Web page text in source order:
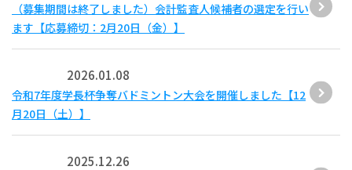
（募集期間は終了しました）会計監査人候補者の選定を行い
ます【応募締切：2月20日（金）】
2026.01.08
令和7年度学長杯争奪バドミントン大会を開催しました【12
月20日（土）】
2025.12.26